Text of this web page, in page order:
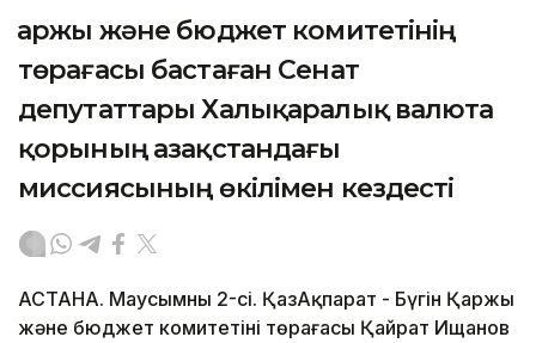
Қаржы және бюджет комитетінің
төрағасы бастаған Сенат
депутаттары Халықаралық валюта
қорының Қазақстандағы
миссиясының өкілімен кездесті
АСТАНА. Маусымның 2-сі. ҚазАқпарат - Бүгін Қаржы
және бюджет комитетінің төрағасы Қайрат Ищанов